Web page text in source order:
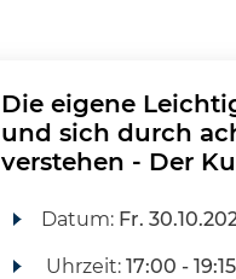
Die eigene
und sich durch
verstehen - Der
Datum: Fr.
Uhrzeit: 17:00 -